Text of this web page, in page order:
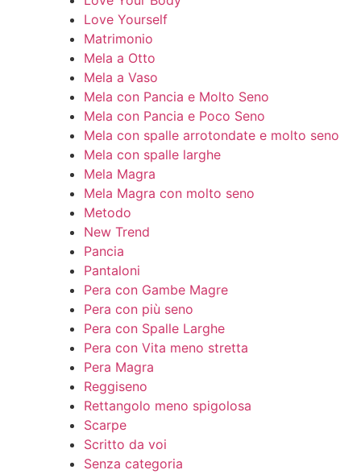
Love Yourself
Matrimonio
Mela a Otto
Mela a Vaso
Mela con Pancia e Molto Seno
Mela con Pancia e Poco Seno
Mela con spalle arrotondate e molto seno
Mela con spalle larghe
Mela Magra
Mela Magra con molto seno
Metodo
New Trend
Pancia
Pantaloni
Pera con Gambe Magre
Pera con più seno
Pera con Spalle Larghe
Pera con Vita meno stretta
Pera Magra
Reggiseno
Rettangolo meno spigolosa
Scarpe
Scritto da voi
Senza categoria